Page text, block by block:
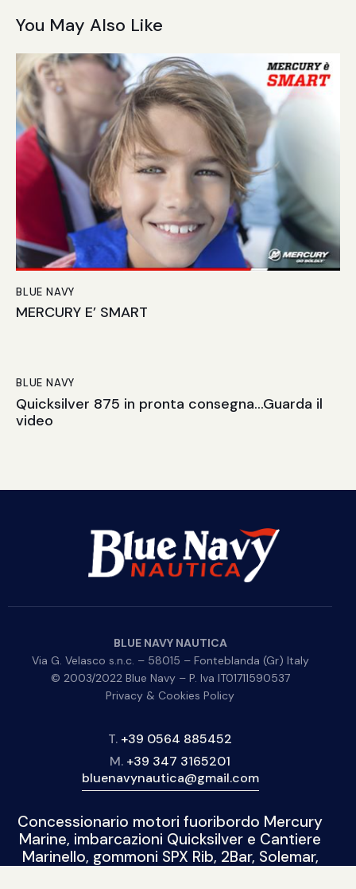
You May Also Like
BLUE NAVY
MERCURY E’ SMART
BLUE NAVY
Quicksilver 875 in pronta consegna…Guarda il
video
BLUE NAVY NAUTICA
Via G. Velasco s.n.c. – 58015 – Fonteblanda (Gr) Italy
© 2003/2022 Blue Navy – P. Iva IT01711590537
Privacy & Cookies Policy
T. +39 0564 885452
M. +39 347 3165201
bluenavynautica@gmail.com
Concessionario motori fuoribordo Mercury
Marine, imbarcazioni Quicksilver e Cantiere
Marinello, gommoni SPX Rib, 2Bar, Solemar,